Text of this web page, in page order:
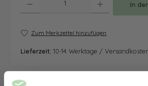
In
Zum Merkzettel hinzufügen
Lieferzeit: 10-14 Werktage /